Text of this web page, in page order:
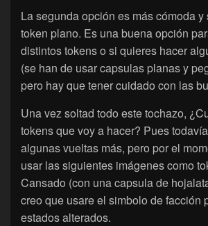
La segunda opción es más cómoda
token plano. Es una buena opción
distintos tokens o si quieres hacer
(se han de usar capsulas planas y
pero hay que tener cuidado con las
Una vez soltad todo este tochazo,
tokens que voy a hacer? Pues
algunas vueltas más, pero por el
usar las siguientes imágenes como
Cansado (con una capsula de
creo que usare el simbolo de facción
estados alterados.